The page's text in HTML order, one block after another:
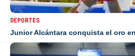
DEPORTES
Junior Alcántara conquista el oro